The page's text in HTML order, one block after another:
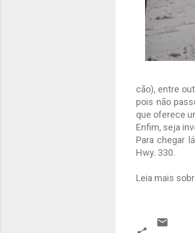
cão), entre
pois não
que oferece
Enfim, seja
Para chegar
Hwy. 330.
Leia mais